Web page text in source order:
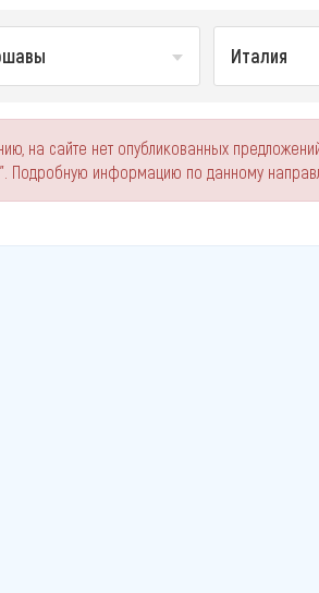
Италия
на сайте нет опубликованных
Подробную информацию по данному